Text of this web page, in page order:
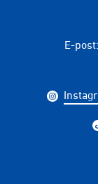
E-post: